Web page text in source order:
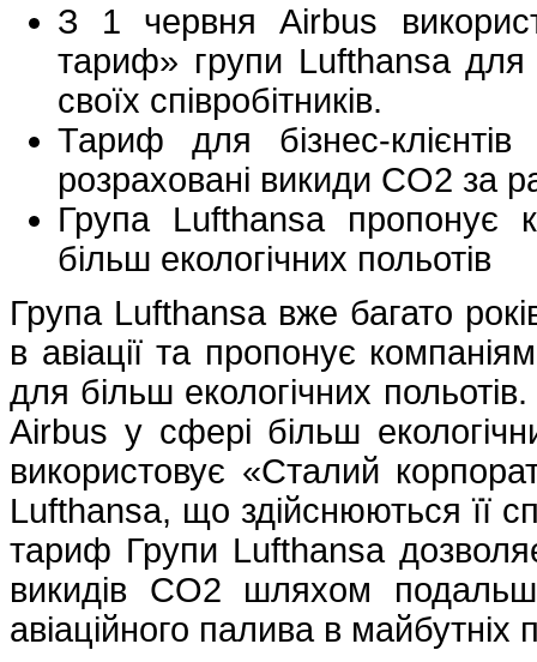
З 1 червня Airbus
тариф» групи Lufthansa для
своїх співробітників.
Тариф для бізнес-
розраховані викиди CO2 за
Група Lufthansa пропонує
більш екологічних польотів
Група Lufthansa вже багато
в авіації та пропонує
для більш екологічних
Airbus у сфері більш
використовує «Сталий
Lufthansa, що здійснюються її
тариф Групи Lufthansa
викидів CO2 шляхом
авіаційного палива в майбутніх